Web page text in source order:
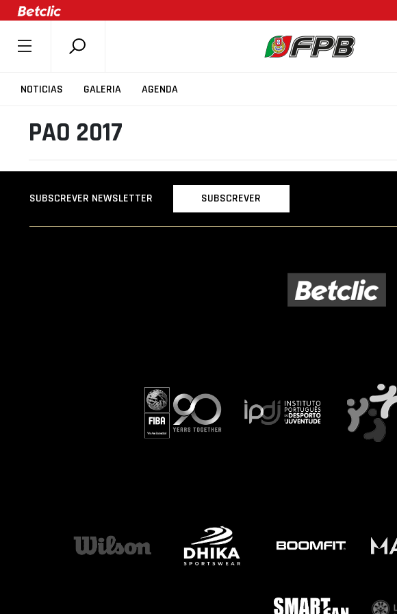
NOTICIAS GALERIA AGENDA
SOBRE A FPB
ÚLTIMAS
COMPETIÇÕES
CLUBES
AGENTES
PAO 2017
SUBSCREVER NEWSLETTER SUBSCREVER